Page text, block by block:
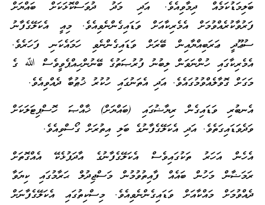
ބަލިމަޑުކަމެއް ދިމާވިއެވެ. އަދި މަދު ދުވަސްކޮޅަކަށް ބައްޔަށް
ފަރުވާކުރެއްވުމަށް އެމެރިކާއަށް ވަޑައިގެންނެވިއެވެ. މިއީ އެކަލޭގެފާނު
ސުޢޫދީ ޢަރަބިއްޔާއިން ބޭރަށް ވަޑައިގެންނެވި ހަމައެކަނި ފަހަރެވެ.
އެމެރިކާގައި ހުންނަވަން ލިބުނު ފުރުޞަތުގެ ބޭނުންހިއްޕެވީވެސް ﷲ ގެ
މަގަށް ގޮވާލެއްވުމުގައެވެ. އަދި އެތަނުގައި ހުކުރު ޚުޠުބާ ދެއްވިއެވެ.
އެނބުރި ވަޑައިގެން ރިޔާޟުގައި (ބައްޔަށް) ޚާއްޞަ ހޮސްޕިޓަލަކަށް
ވަދެވަޑައިގަތެވެ. އަދި އެކަލޭގެފާނުގެ ބަލި އިތުރަށް ގޯސްވިއެވެ.
އެހެން އަހަރު ތަކުގައިވެސް އެކަލޭގެފާނުގެ އާދަފުޅެކޭ އެއްގޮތަށް
ރަމަޟާން މަހުން ބައެއް ފާއިތުވުމުން މަސްޖިދުލް ޙަރާމުގައި ކިޔަވާ
ދެއްވުމަށް މައްކާއަށް ވަޑައިގެންނެވިއެވެ. މިސްކިތުގައި އެކަލޭގެފާނަށް